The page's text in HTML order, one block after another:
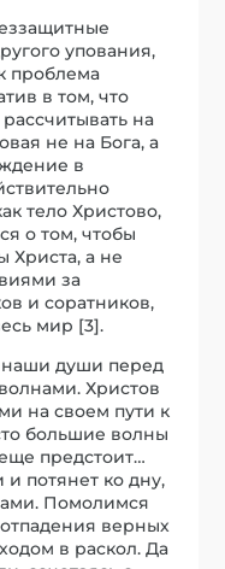
упования,
проблема
в том, что
на
не на Бога, а
в
тело Христово,
о том, чтобы
Христа, а не
за
и соратников,
мир [3].
наши души перед
Христов
на своем пути к
большие волны
предстоит…
потянет ко дну,
Помолимся
верных
в раскол. Да